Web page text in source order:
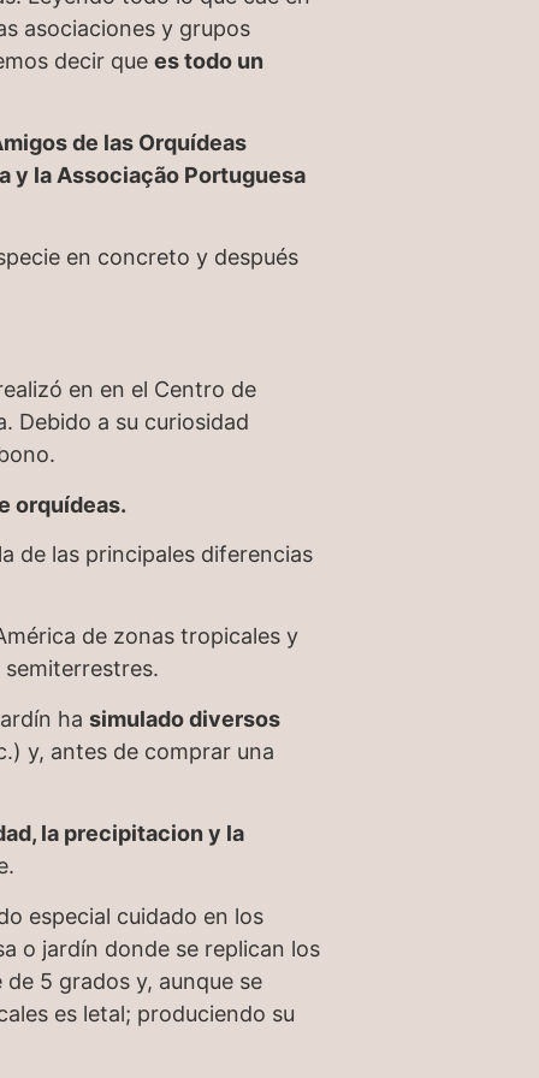
asociaciones y grupos
decir que es todo un
de las Orquídeas
y la Associação Portuguesa
en concreto y después
en en el Centro de
Debido a su curiosidad
orquídeas.
de las principales diferencias
de zonas tropicales y
ha simulado diversos
y, antes de comprar una
la precipitacion y la
especial cuidado en los
o jardín donde se replican los
5 grados y, aunque se
es letal; produciendo su